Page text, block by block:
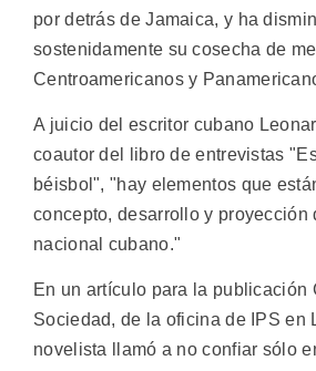
por detrás de Jamaica, y ha
sostenidamente su cosecha de
Centroamericanos y
A juicio del escritor cubano
coautor del libro de entrevistas
béisbol", "hay elementos que
concepto, desarrollo y proyección
nacional cubano."
En un artículo para la publicación
Sociedad, de la oficina de IPS en
novelista llamó a no confiar sólo